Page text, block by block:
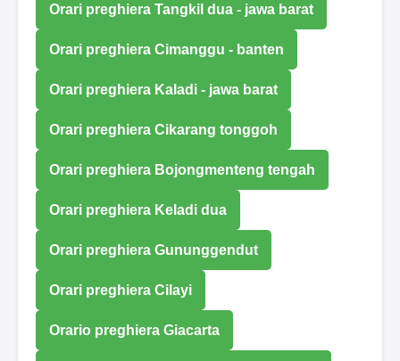
Orari preghiera Tangkil dua - jawa barat
Orari preghiera Cimanggu - banten
Orari preghiera Kaladi - jawa barat
Orari preghiera Cikarang tonggoh
Orari preghiera Bojongmenteng tengah
Orari preghiera Keladi dua
Orari preghiera Gununggendut
Orari preghiera Cilayi
Orario preghiera Giacarta